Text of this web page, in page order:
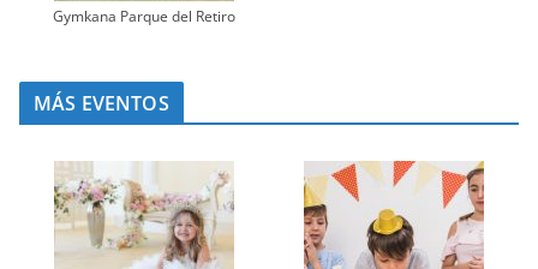
Gymkana Parque del Retiro
MÁS EVENTOS